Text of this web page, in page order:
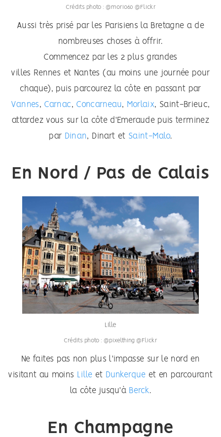
Crédits photo : @morio60 @Flickr
Aussi très prisé par les Parisiens la Bretagne a de
nombreuses choses à offrir.
Commencez par les 2 plus grandes
villes Rennes et Nantes (au moins une journée pour
chaque), puis parcourez la côte en passant par
Vannes, Carnac, Concarneau, Morlaix, Saint-Brieuc,
attardez vous sur la côte d'Emeraude puis terminez
par
Dinan, Dinart et Saint-Malo.
En Nord / Pas de Calais
Lille
Crédits photo : @pixelthing @Flickr
Ne faites pas non plus l'impasse sur le nord en
visitant au moins
Lille et Dunkerque et en parcourant
la côte jusqu'à Berck.
En Champagne